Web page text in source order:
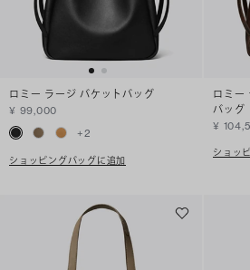
ロミー ラージ バケットバッグ
¥ 99,000
+2
ショッピングバッグに追加
ロミー
バッグ
¥
ショッ